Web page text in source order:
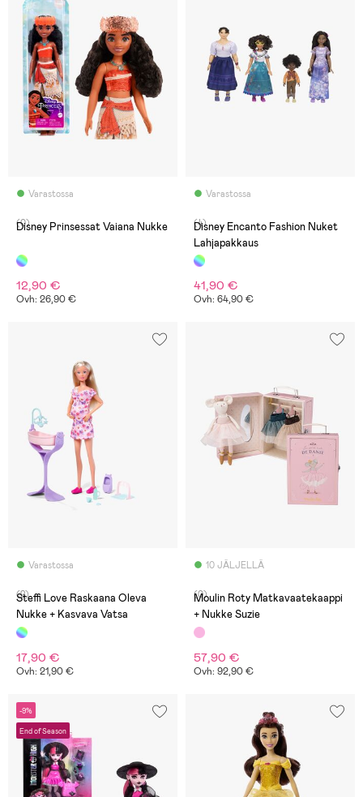
Varastossa
(0)
Disney Prinsessat Vaiana Nukke
12,90 €
Ovh: 26,90 €
Varastossa
(4)
Disney Encanto Fashion Nuket
Lahjapakkaus
41,90 €
Ovh: 64,90 €
Varastossa
(2)
Steffi Love Raskaana Oleva
Nukke + Kasvava Vatsa
17,90 €
Ovh: 21,90 €
10 JÄLJELLÄ
(0)
Moulin Roty Matkavaatekaappi
+ Nukke Suzie
57,90 €
Ovh: 92,90 €
-9%
End of Season